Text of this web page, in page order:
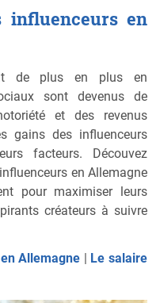
influenceurs en
de plus en plus en
sont devenus de
et des revenus
gains des influenceurs
facteurs. Découvez
en Allemagne
pour maximiser leurs
créateurs à suivre
Allemagne | Le salaire